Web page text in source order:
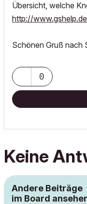
Übersicht, welche
http://
Schönen Gruß nach
0
Keine
Andere Beiträge
im Board